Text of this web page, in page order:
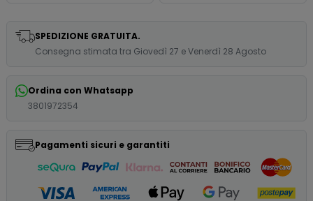
SPEDIZIONE GRATUITA.
Consegna stimata tra Giovedì 27 e Venerdì 28 Agosto
Ordina con Whatsapp
3801972354
Pagamenti sicuri e garantiti